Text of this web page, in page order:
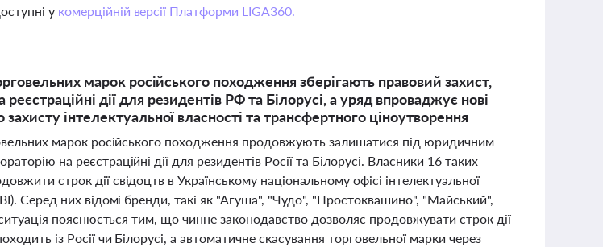
у комерційній версії Платформи LIGA360.
марок російського походження зберігають правовий захист,
дії для резидентів РФ та Білорусі, а уряд впроваджує нові
захисту інтелектуальної власності та трансфертного ціноутворення
марок російського походження продовжують залишатися під юридичним
на реєстраційні дії для резидентів Росії та Білорусі. Власники 16 таких
строк дії свідоцтв в Українському національному офісі інтелектуальної
Серед них відомі бренди, такі як "Агуша", "Чудо", "Простоквашино", "Майський",
пояснюється тим, що чинне законодавство дозволяє продовжувати строк дії
із Росії чи Білорусі, а автоматичне скасування торговельної марки через